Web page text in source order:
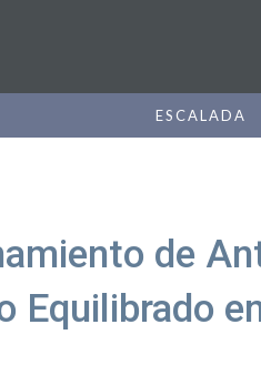
ESCALADA
de
Equilibrado